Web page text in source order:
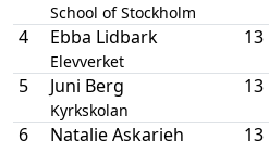
School of Stockholm
4 Ebba Lidbark
Elevverket
13
5 Juni Berg
Kyrkskolan
13
6 Natalie Askarieh 13